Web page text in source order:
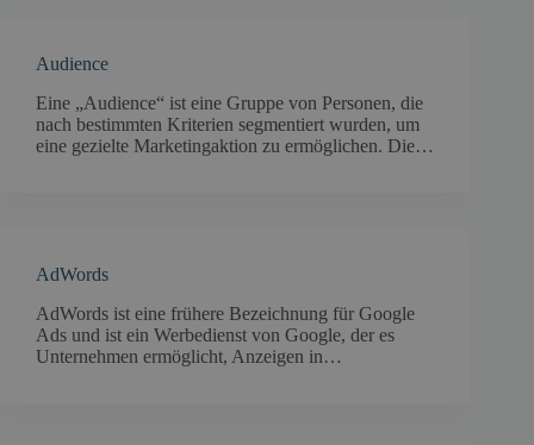
Audience
Eine „Audience“ ist eine Gruppe von Personen, die
nach bestimmten Kriterien segmentiert wurden, um
eine gezielte Marketingaktion zu ermöglichen. Die…
AdWords
AdWords ist eine frühere Bezeichnung für Google
Ads und ist ein Werbedienst von Google, der es
Unternehmen ermöglicht, Anzeigen in…